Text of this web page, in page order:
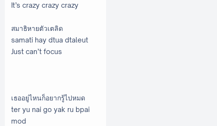
It’s crazy crazy crazy
สมาธิหายตัวเตลิด
samati hay dtua dtaleut
Just can’t focus
เธออยู่ไหนก็อยากรู้ไปหมด
ter yu nai go yak ru bpai
mod